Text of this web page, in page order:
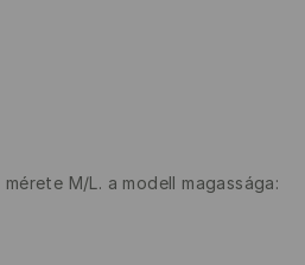
M/L. a modell magassága: